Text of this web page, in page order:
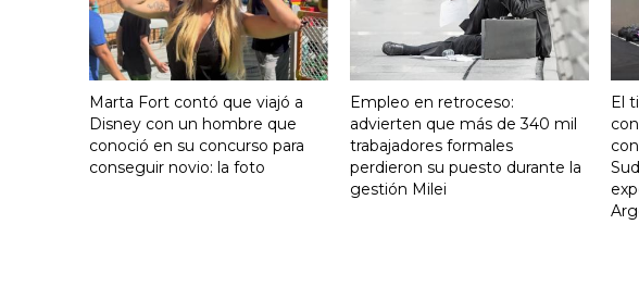
Marta Fort contó que viajó a
Disney con un hombre que
conoció en su concurso para
conseguir novio: la foto
Empleo en retroceso:
advierten que más de 340 mil
trabajadores formales
perdieron su puesto durante la
gestión Milei
El